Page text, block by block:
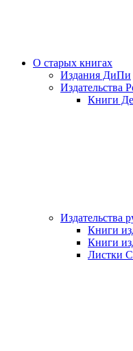
О старых книгах
Издания ДиПи
Издательства
Книги
Издательства
Книги
Книги
Листки